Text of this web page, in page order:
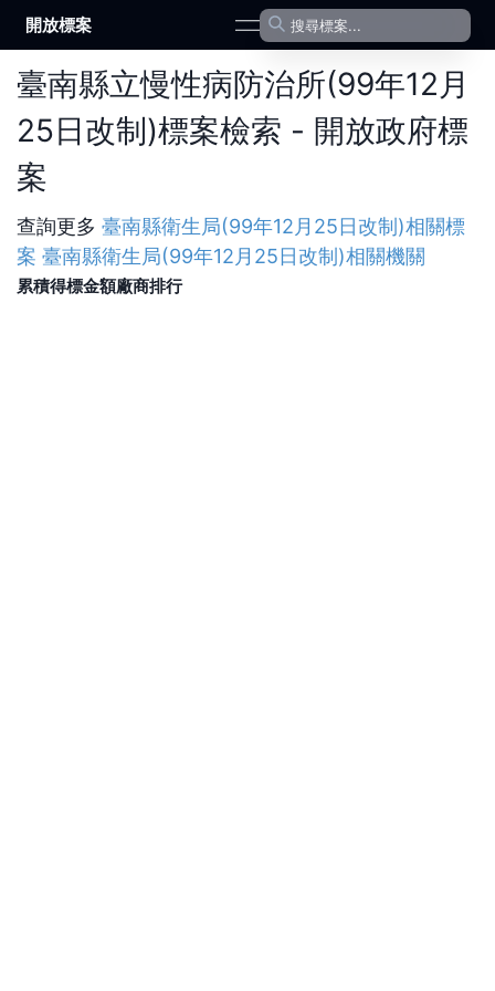
開放標案 open navigation menu
臺南縣立慢性病防治所(99年12月
25日改制)標案檢索 - 開放政府標
案
查詢更多 臺南縣衛生局(99年12月25日改制)相關標
案 臺南縣衛生局(99年12月25日改制)相關機關
累積得標金額廠商排行